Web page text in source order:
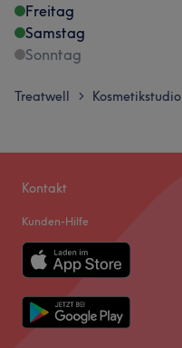
Freitag
Samstag
Sonntag
Treatwell > Kosmetikstudio
Kontakt
Kunden-Hilfe